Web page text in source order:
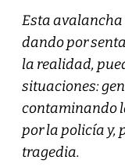
Esta avalancha
dando por
la realidad,
situaciones:
contaminando
por la policía y,
tragedia.